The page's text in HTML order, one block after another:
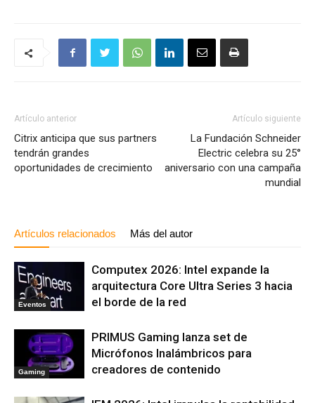
Artículo anterior
Citrix anticipa que sus partners
tendrán grandes
oportunidades de crecimiento
Artículo siguiente
La Fundación Schneider
Electric celebra su 25°
aniversario con una campaña
mundial
Artículos relacionados Más del autor
Eventos
Computex 2026: Intel expande la
arquitectura Core Ultra Series 3 hacia
el borde de la red
Gaming
PRIMUS Gaming lanza set de
Micrófonos Inalámbricos para
creadores de contenido